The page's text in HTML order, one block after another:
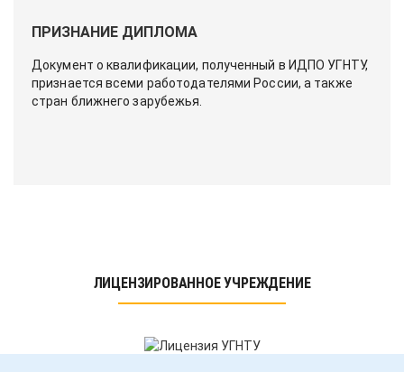
ПРИЗНАНИЕ ДИПЛОМА
Документ о квалификации, полученный в ИДПО УГНТУ,
признается всеми работодателями России, а также
стран ближнего зарубежья.
ЛИЦЕНЗИРОВАННОЕ УЧРЕЖДЕНИЕ